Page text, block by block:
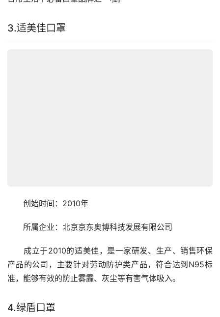
3.适美佳口罩
创始时间：2010年
所属企业：北京京东奥博科技发展有限公司
成立于2010的适美佳，是一家研发、生产、销售环保
产品的公司，主要针对劳动防护类产品，符合达到N95标
准，能够有效的防止雾霾、灰尘等有害气体吸入。
4.绿盾口罩